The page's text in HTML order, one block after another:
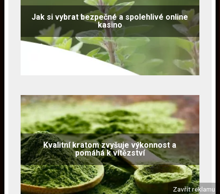
Jak si vybrat bezpečné a spolehlivé online
kasino
Kvalitní kratom zvyšuje výkonnost a
pomáhá k vítězství
Zavřít reklamu